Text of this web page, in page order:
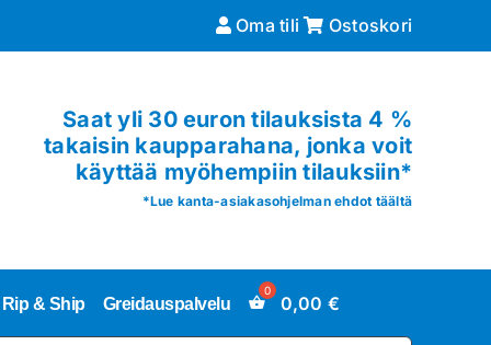
Oma tili Ostoskori
Saat yli 30 euron tilauksista 4 %
takaisin kaupparahana, jonka voit
käyttää myöhempiin tilauksiin*
*Lue kanta-asiakasohjelman ehdot täältä
Rip & Ship Greidauspalvelu 0,00 €